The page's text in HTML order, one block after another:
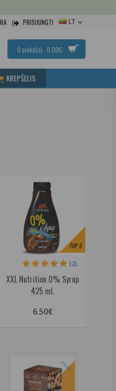
PRISIJUNGTI LT
0 prekė(s) - 0.00€
KREPŠELIS
TOP5
XXL Nutrition 0% Syrup
425 ml.
(2)
6.50€